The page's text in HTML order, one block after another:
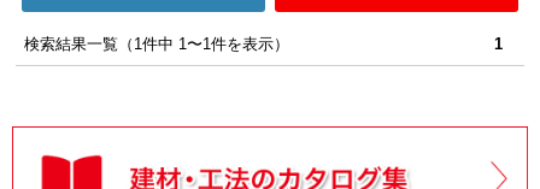
検索結果一覧（1件中 1〜1件を表示） 1